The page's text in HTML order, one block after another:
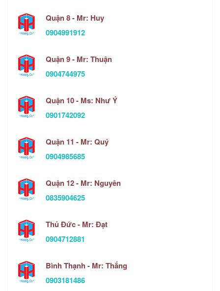
Quận 8 - Mr: Huy
0904991912
Quận 9 - Mr: Thuận
0904744975
Quận 10 - Ms: Như Ý
0901742092
Quận 11 - Mr: Quý
0904985685
Quận 12 - Mr: Nguyên
0835904625
Thủ Đức - Mr: Đạt
0904712881
Bình Thạnh - Mr: Thắng
0903181486